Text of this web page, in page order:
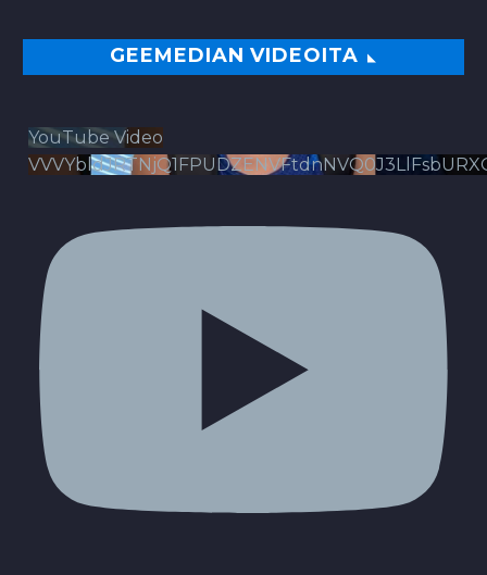
GEEMEDIAN VIDEOITA
YouTube Video